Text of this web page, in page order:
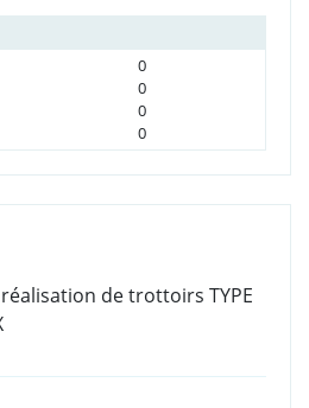
0
0
0
0
de trottoirs TYPE